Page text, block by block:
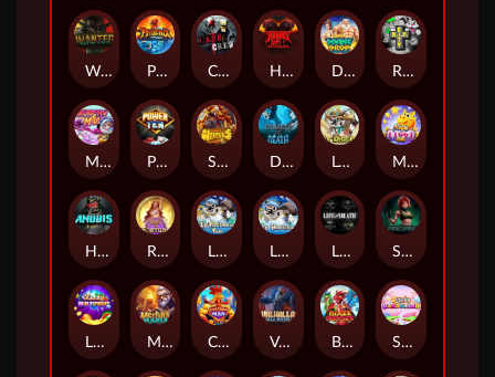
Wanted Dead or a Wild Phoenix Cash Crew Hounds Of Hell Divine Drop RIP City
Munchy Milo Power of 10 Strength Of Hercules Dynasty of Death Le Digger Magic Piggy OG
Hand of Anubis Rise of Fortuna LE FOOTBALL FAN LE HOOLIGAN Life and Death Shadow Treasure
Lucky Multifruit Merlin's Mania Chicken Man Valhalla: Wild Winter Blaze Buddies Sticky Candyland